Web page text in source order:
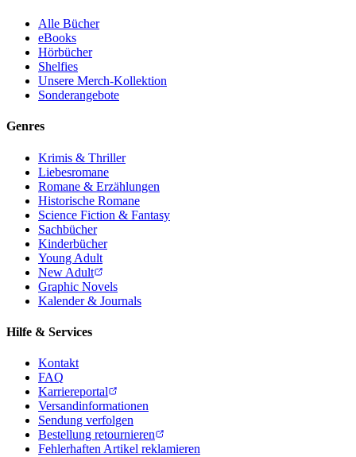
Alle Bücher
eBooks
Hörbücher
Shelfies
Unsere Merch-Kollektion
Sonderangebote
Genres
Krimis & Thriller
Liebesromane
Romane & Erzählungen
Historische Romane
Science Fiction & Fantasy
Sachbücher
Kinderbücher
Young Adult
New Adult
Graphic Novels
Kalender & Journals
Hilfe & Services
Kontakt
FAQ
Karriereportal
Versandinformationen
Sendung verfolgen
Bestellung retournieren
Fehlerhaften Artikel reklamieren